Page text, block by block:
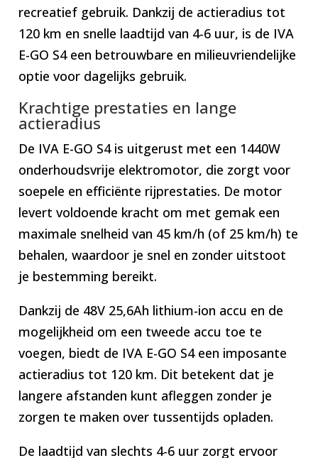
recreatief gebruik. Dankzij de actieradius tot
120 km en snelle laadtijd van 4-6 uur, is de IVA
E-GO S4 een betrouwbare en milieuvriendelijke
optie voor dagelijks gebruik.
Krachtige prestaties en lange
actieradius
De IVA E-GO S4 is uitgerust met een 1440W
onderhoudsvrije elektromotor, die zorgt voor
soepele en efficiënte rijprestaties. De motor
levert voldoende kracht om met gemak een
maximale snelheid van 45 km/h (of 25 km/h) te
behalen, waardoor je snel en zonder uitstoot
je bestemming bereikt.
Dankzij de 48V 25,6Ah lithium-ion accu en de
mogelijkheid om een tweede accu toe te
voegen, biedt de IVA E-GO S4 een imposante
actieradius tot 120 km. Dit betekent dat je
langere afstanden kunt afleggen zonder je
zorgen te maken over tussentijds opladen.
De laadtijd van slechts 4-6 uur zorgt ervoor